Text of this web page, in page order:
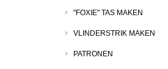
"FOXIE" TAS MAKEN
VLINDERSTRIK MAKEN
PATRONEN